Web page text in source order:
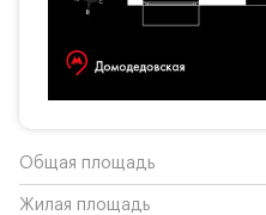
Общая площадь
Жилая площадь